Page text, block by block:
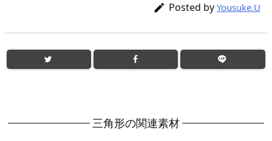
 Posted by Yousuke.U
三角形の関連素材